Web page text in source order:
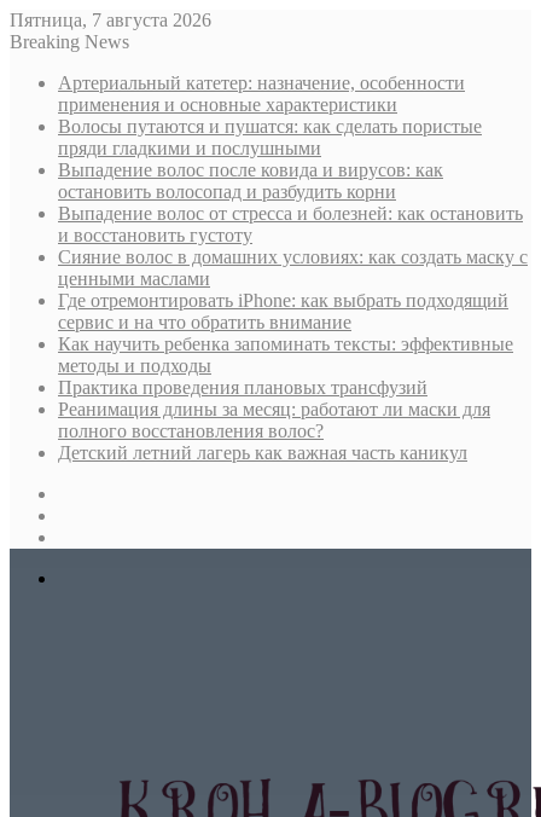
Пятница, 7 августа 2026
Breaking News
Артериальный катетер: назначение, особенности
применения и основные характеристики
Волосы путаются и пушатся: как сделать пористые
пряди гладкими и послушными
Выпадение волос после ковида и вирусов: как
остановить волосопад и разбудить корни
Выпадение волос от стресса и болезней: как остановить
и восстановить густоту
Сияние волос в домашних условиях: как создать маску с
ценными маслами
Где отремонтировать iPhone: как выбрать подходящий
сервис и на что обратить внимание
Как научить ребенка запоминать тексты: эффективные
методы и подходы
Практика проведения плановых трансфузий
Реанимация длины за месяц: работают ли маски для
полного восстановления волос?
Детский летний лагерь как важная часть каникул